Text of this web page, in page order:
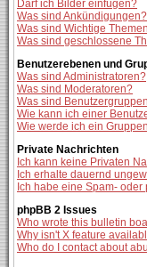
Darf ich Bilder einfügen?
Was sind Ankündigungen?
Was sind Wichtige
Was sind geschlossene
Benutzerebenen und
Was sind Administratoren?
Was sind Moderatoren?
Was sind
Wie kann ich einer
Wie werde ich ein
Private Nachrichten
Ich kann keine Privaten
Ich erhalte dauernd
Ich habe eine Spam-
phpBB 2 Issues
Who wrote this bulletin
Why isn't X feature
Who do I contact about